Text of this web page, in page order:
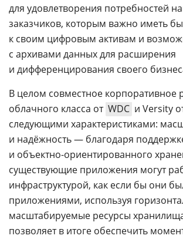
для удовлетворения потребностей
заказчиков, которым важно иметь
к своим цифровым активам и
с архивами данных для расширения
и дифференцирования своего
В целом совместное корпоративное
облачного класса от WDC и Versity
следующими характеристиками:
и надёжность — благодаря
и объектно-ориентированного
существующие приложения могут
инфраструктурой, как если бы они
приложениями, используя
масштабируемые ресурсы
позволяет в итоге обеспечить